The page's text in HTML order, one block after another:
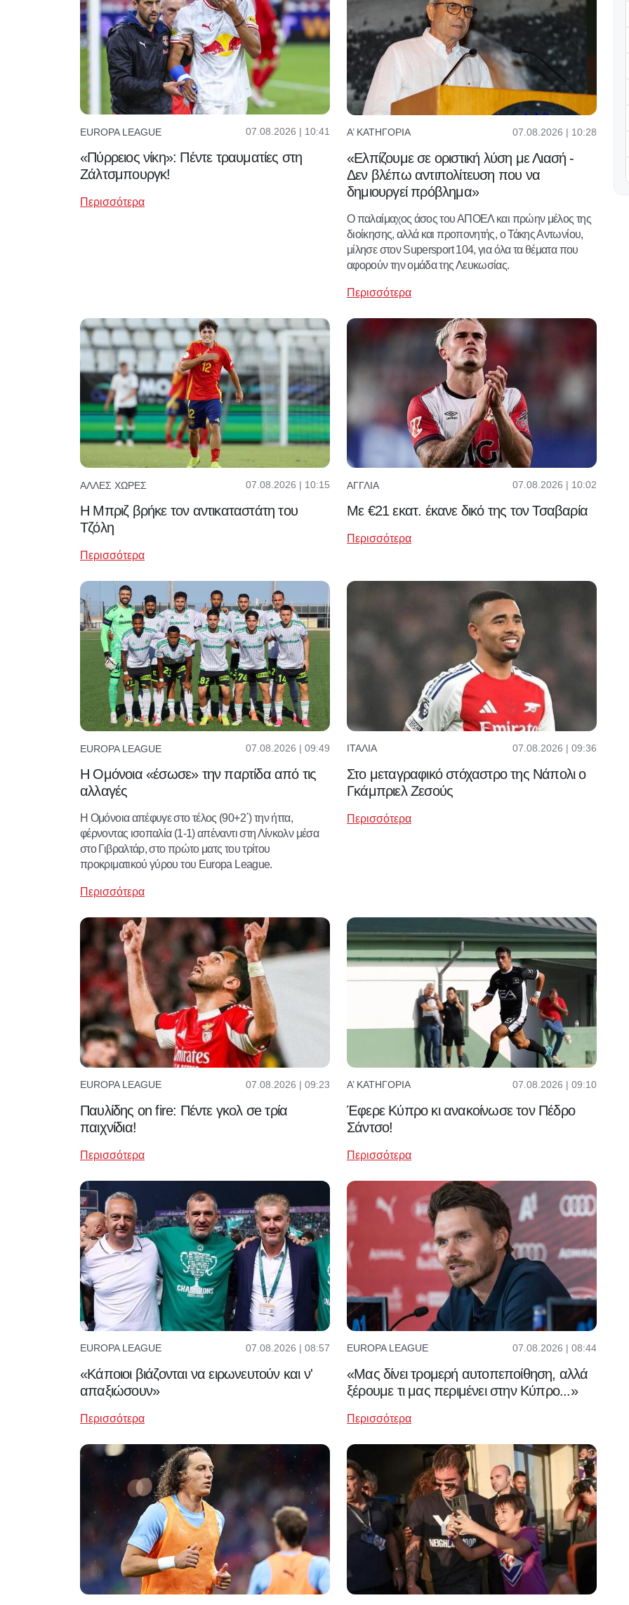
EUROPA LEAGUE 07.08.2026 | 10:41
«Πύρρειος νίκη»: Πέντε τραυματίες στη
Ζάλτσμπουργκ!
Περισσότερα
Α’ ΚΑΤΗΓΟΡΊΑ 07.08.2026 | 10:28
«Ελπίζουμε σε οριστική λύση με Λιασή -
Δεν βλέπω αντιπολίτευση που να
δημιουργεί πρόβλημα»
Ο παλαίμαχος άσος του ΑΠΟΕΛ και πρώην μέλος της
διοίκησης, αλλά και προπονητής, ο Τάκης Αντωνίου,
μίλησε στον Supersport 104, για όλα τα θέματα που
αφορούν την ομάδα της Λευκωσίας.
Περισσότερα
ΆΛΛΕΣ ΧΏΡΕΣ 07.08.2026 | 10:15
H Μπριζ βρήκε τον αντικαταστάτη του
Τζόλη
Περισσότερα
ΑΓΓΛΊΑ 07.08.2026 | 10:02
Με €21 εκατ. έκανε δικό της τον Τσαβαρία
Περισσότερα
EUROPA LEAGUE 07.08.2026 | 09:49
Η Ομόνοια «έσωσε» την παρτίδα από τις
αλλαγές
Η Ομόνοια απέφυγε στο τέλος (90+2΄) την ήττα,
φέρνοντας ισοπαλία (1-1) απέναντι στη Λίνκολν μέσα
στο Γιβραλτάρ, στο πρώτο ματς του τρίτου
προκριματικού γύρου του Europa League.
Περισσότερα
ΙΤΑΛΊΑ 07.08.2026 | 09:36
Στο μεταγραφικό στόχαστρο της Νάπολι ο
Γκάμπριελ Ζεσούς
Περισσότερα
EUROPA LEAGUE 07.08.2026 | 09:23
Παυλίδης on fire: Πέντε γκολ σe τρία
παιχνίδια!
Περισσότερα
Α’ ΚΑΤΗΓΟΡΊΑ 07.08.2026 | 09:10
Έφερε Κύπρο κι ανακοίνωσε τον Πέδρο
Σάντσο!
Περισσότερα
EUROPA LEAGUE 07.08.2026 | 08:57
«Κάποιοι βιάζονται να ειρωνευτούν και ν'
απαξιώσουν»
Περισσότερα
EUROPA LEAGUE 07.08.2026 | 08:44
«Μας δίνει τρομερή αυτοπεποίθηση, αλλά
ξέρουμε τι μας περιμένει στην Κύπρο...»
Περισσότερα